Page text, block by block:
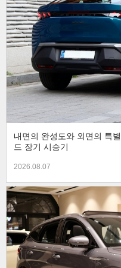
내면의 완성도와 외면의 특
드 장기 시승기
2026.08.07